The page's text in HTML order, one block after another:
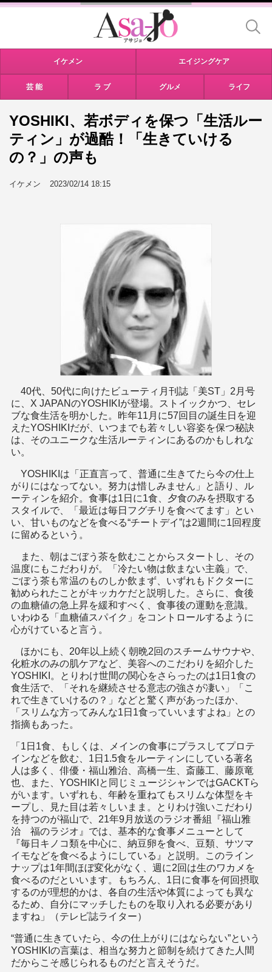
イケメン エイジングケア
芸 能 ラ ブ グルメ ライフ
YOSHIKI、若ボディを保つ「生活ルー
ティン」が過酷！「生きていける
の？」の声も
イケメン 2023/02/14 18:15
40代、50代に向けたビューティ月刊誌「美ST」2月号
に、X JAPANのYOSHIKIが登場。ストイックかつ、セレ
ブな食生活を明かした。昨年11月に57回目の誕生日を迎
えたYOSHIKIだが、いつまでも若々しい容姿を保つ秘訣
は、そのユニークな生活ルーティンにあるのかもしれな
い。
YOSHIKIは「正直言って、普通に生きてたら今の仕上
がりにはなってない。努力は惜しみません」と語り、ル
ーティンを紹介。食事は1日に1食、夕食のみを摂取する
スタイルで、「最近は毎日フグチリを食べてます」とい
い、甘いものなどを食べる“チートデイ”は2週間に1回程度
に留めるという。
また、朝はごぼう茶を飲むことからスタートし、その
温度にもこだわりが。「冷たい物は飲まない主義」で、
ごぼう茶も常温のものしか飲まず、いずれもドクターに
勧められたことがキッカケだと説明した。さらに、食後
の血糖値の急上昇を緩和すべく、食事後の運動を意識。
いわゆる「血糖値スパイク」をコントロールするように
心がけていると言う。
ほかにも、20年以上続く朝晩2回のスチームサウナや、
化粧水のみの肌ケアなど、美容へのこだわりを紹介した
YOSHIKI。とりわけ世間の関心をさらったのは1日1食の
食生活で、「それを継続させる意志の強さが凄い」「こ
れで生きていけるの？」などと驚く声があったほか、
「スリムな方ってみんな1日1食っていいますよね」との
指摘もあった。
「1日1食、もしくは、メインの食事にプラスしてプロテ
インなどを飲む、1日1.5食をルーティンにしている著名
人は多く、俳優・福山雅治、高橋一生、斎藤工、藤原竜
也、また、YOSHIKIと同じミュージシャンではGACKTら
がいます。いずれも、年齢を重ねてもスリムな体型をキ
ープし、見た目は若々しいまま。とりわけ強いこだわり
を持つのが福山で、21年9月放送のラジオ番組『福山雅
治 福のラジオ』では、基本的な食事メニューとして
『毎日キノコ類を中心に、納豆卵を食べ、豆類、サツマ
イモなどを食べるようにしている』と説明。このライン
ナップは1年間ほぼ変化がなく、週に2回は生のワカメを
食べるのだといいます。もちろん、1日に食事を何回摂取
するのが理想的かは、各自の生活や体質によっても異な
るため、自分にマッチしたものを取り入れる必要があり
ますね」（テレビ誌ライター）
“普通に生きていたら、今の仕上がりにはならない”という
YOSHIKIの言葉は、相当な努力と節制を続けてきた人間
だからこそ感じられるものだと言えそうだ。